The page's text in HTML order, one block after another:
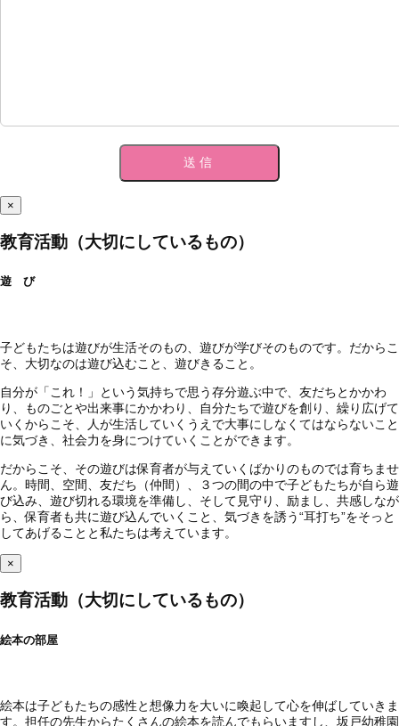
×
教育活動（大切にしているもの）
遊 び
子どもたちは遊びが生活そのもの、遊びが学びそのものです。だからこ
そ、大切なのは遊び込むこと、遊びきること。
自分が「これ！」という気持ちで思う存分遊ぶ中で、友だちとかかわ
り、ものごとや出来事にかかわり、自分たちで遊びを創り、繰り広げて
いくからこそ、人が生活していくうえで大事にしなくてはならないこと
に気づき、社会力を身につけていくことができます。
だからこそ、その遊びは保育者が与えていくばかりのものでは育ちませ
ん。時間、空間、友だち（仲間）、３つの間の中で子どもたちが自ら遊
び込み、遊び切れる環境を準備し、そして見守り、励まし、共感しなが
ら、保育者も共に遊び込んでいくこと、気づきを誘う“耳打ち”をそっと
してあげることと私たちは考えています。
×
教育活動（大切にしているもの）
絵本の部屋
絵本は子どもたちの感性と想像力を大いに喚起して心を伸ばしていきま
す。担任の先生からたくさんの絵本を読んでもらいますし、坂戸幼稚園